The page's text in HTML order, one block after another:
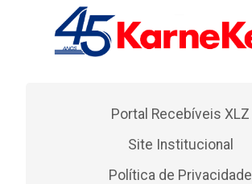
Portal Recebíveis XLZ
Site Institucional
Política de Privacidade